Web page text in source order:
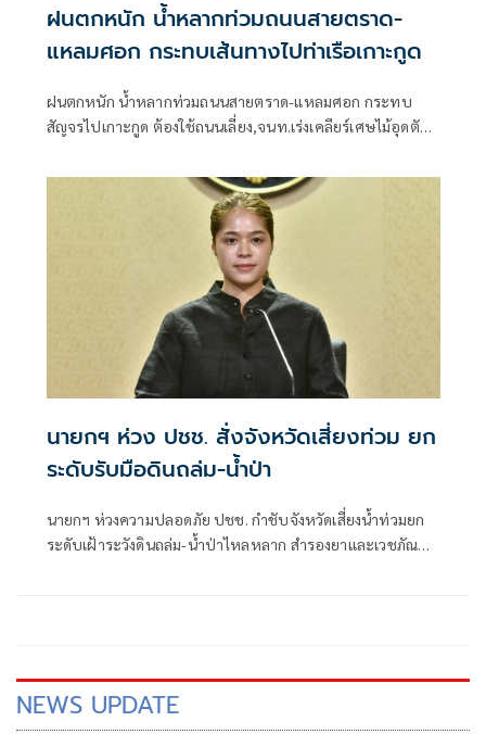
ฝนตกหนัก น้ำหลากท่วมถนนสายตราด-
แหลมศอก กระทบเส้นทางไปท่าเรือเกาะกูด
ฝนตกหนัก น้ำหลากท่วมถนนสายตราด-แหลมศอก กระทบ
สัญจรไปเกาะกูด ต้องใช้ถนนเลี่ยง,จนท.เร่งเคลียร์เศษไม้อุดตัน
นายกฯ ห่วง ปชช. สั่งจังหวัดเสี่ยงท่วม ยก
ระดับรับมือดินถล่ม-น้ำป่า
นายกฯ ห่วงความปลอดภัย ปชช. กำชับจังหวัดเสี่ยงน้ำท่วมยก
ระดับเฝ้าระวังดินถล่ม-น้ำป่าไหลหลาก สำรองยาและเวชภัณฑ์
NEWS UPDATE